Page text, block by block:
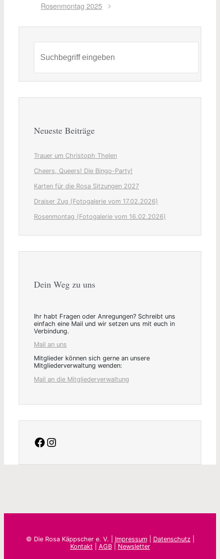
Rosenmontag 2025
Neueste Beiträge
Trauer um Christoph Thelen
Cheers, Queers! Die Bingo-Party!
Karten für die Rosa Sitzungen 2027
Draiser Zug (Fotogalerie vom 17.02.2026)
Rosenmontag (Fotogalerie vom 16.02.2026)
Dein Weg zu uns
Ihr habt Fragen oder Anregungen? Schreibt uns
einfach eine Mail und wir setzen uns mit euch in
Verbindung.
Mail an uns
Mitglieder können sich gerne an unsere
Mitgliederverwaltung wenden:
Mail an die Mitgliederverwaltung
facebookInstagram
© Die Rosa Käppscher e. V. | Impressum| Datenschutz|
Kontakt
AGB| Newsletter